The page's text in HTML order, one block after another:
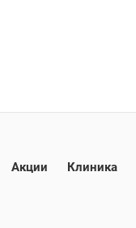
Акции Клиника